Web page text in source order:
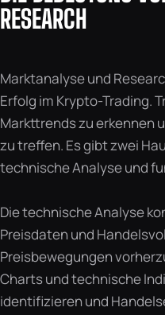
RESEARCH
Marktanalyse und
Erfolg im Krypto-Trading.
Markttrends zu erkennen
zu treffen. Es gibt zwei
technische Analyse und
Die technische Analyse
Preisdaten und
Preisbewegungen
Charts und technische
identifizieren und